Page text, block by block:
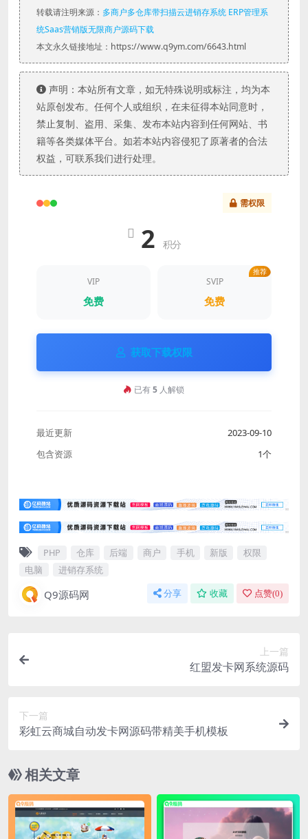
转载请注明来源： 多商户多仓库带扫描云进销存系统 ERP管理系
统Saas营销版无限商户源码下载
本文永久链接地址：https://www.q9ym.com/6643.html
声明：本站所有文章，如无特殊说明或标注，均为本
站原创发布。任何个人或组织，在未征得本站同意时，
禁止复制、盗用、采集、发布本站内容到任何网站、书
籍等各类媒体平台。如若本站内容侵犯了原著者的合法
权益，可联系我们进行处理。
需权限
2 积分
VIP
免费
推荐
SVIP
免费
获取下载权限
已有5 人解锁
最近更新
2023-09-10
包含资源
1个
PHP 仓库 后端 商户 手机 新版
权限
电脑
进销存系统
Q9源码网 分享 收藏 点赞(0)
上一篇
红盟发卡网系统源码
下一篇
彩虹云商城自动发卡网源码带精美手机模板
相关文章